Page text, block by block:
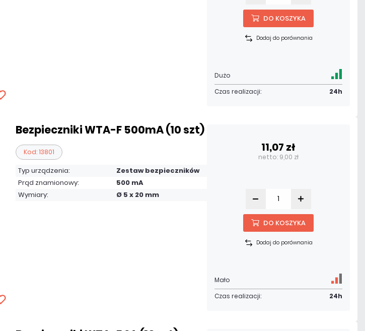
DO KOSZYKA
Dodaj do porównania
Dużo
Czas realizacji:
24h
Bezpieczniki WTA-F 500mA (10 szt)
Kod: 13801
Typ urządzenia:
Zestaw bezpieczników
Prąd znamionowy:
500 mA
Wymiary:
Ø 5 x 20 mm
11,07 zł
netto: 9,00 zł
DO KOSZYKA
Dodaj do porównania
Mało
Czas realizacji:
24h